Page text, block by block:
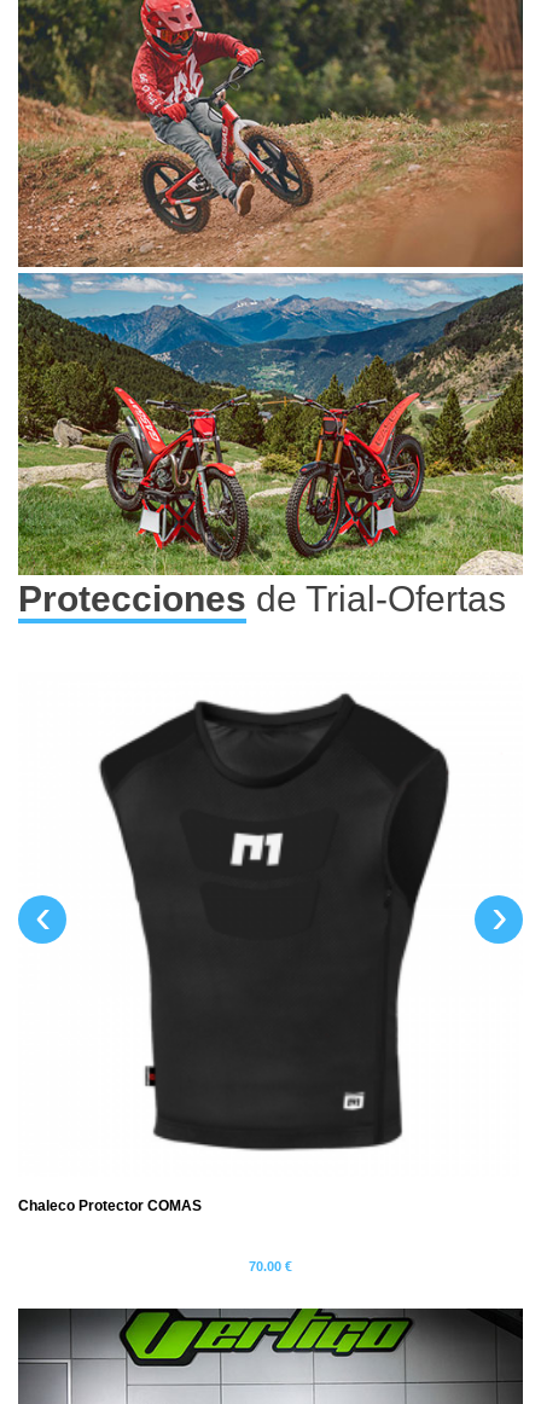
Protecciones de Trial-Ofertas
Chaleco Protector COMAS
70.00 €
‹ ›